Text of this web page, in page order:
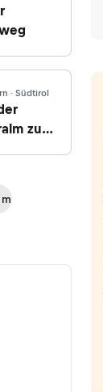
· Südtirol
zum